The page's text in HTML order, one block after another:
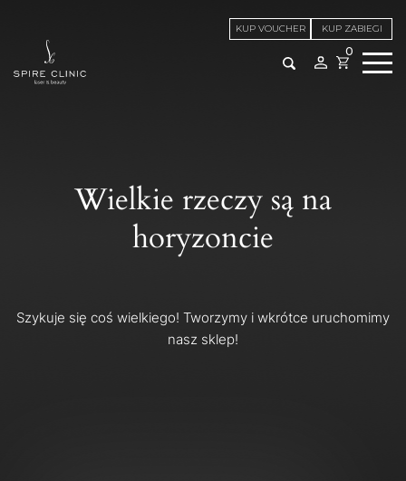
KUP VOUCHER KUP ZABIEGI
0
Wielkie rzeczy są na
horyzoncie
Szykuje się coś wielkiego! Tworzymy i wkrótce uruchomimy
nasz sklep!